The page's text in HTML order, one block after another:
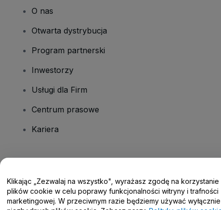
O nas
Otwarta dystrybucja
Program partnerski
Inwestorzy
Usługi dla Firm
Centrum prasowe
Kariera
Centrum pomocy / Skontaktuj się z nami
Klikając „Zezwalaj na wszystko", wyrażasz zgodę na korzystanie
plików cookie w celu poprawy funkcjonalności witryny i trafności
marketingowej. W przeciwnym razie będziemy używać wyłącznie